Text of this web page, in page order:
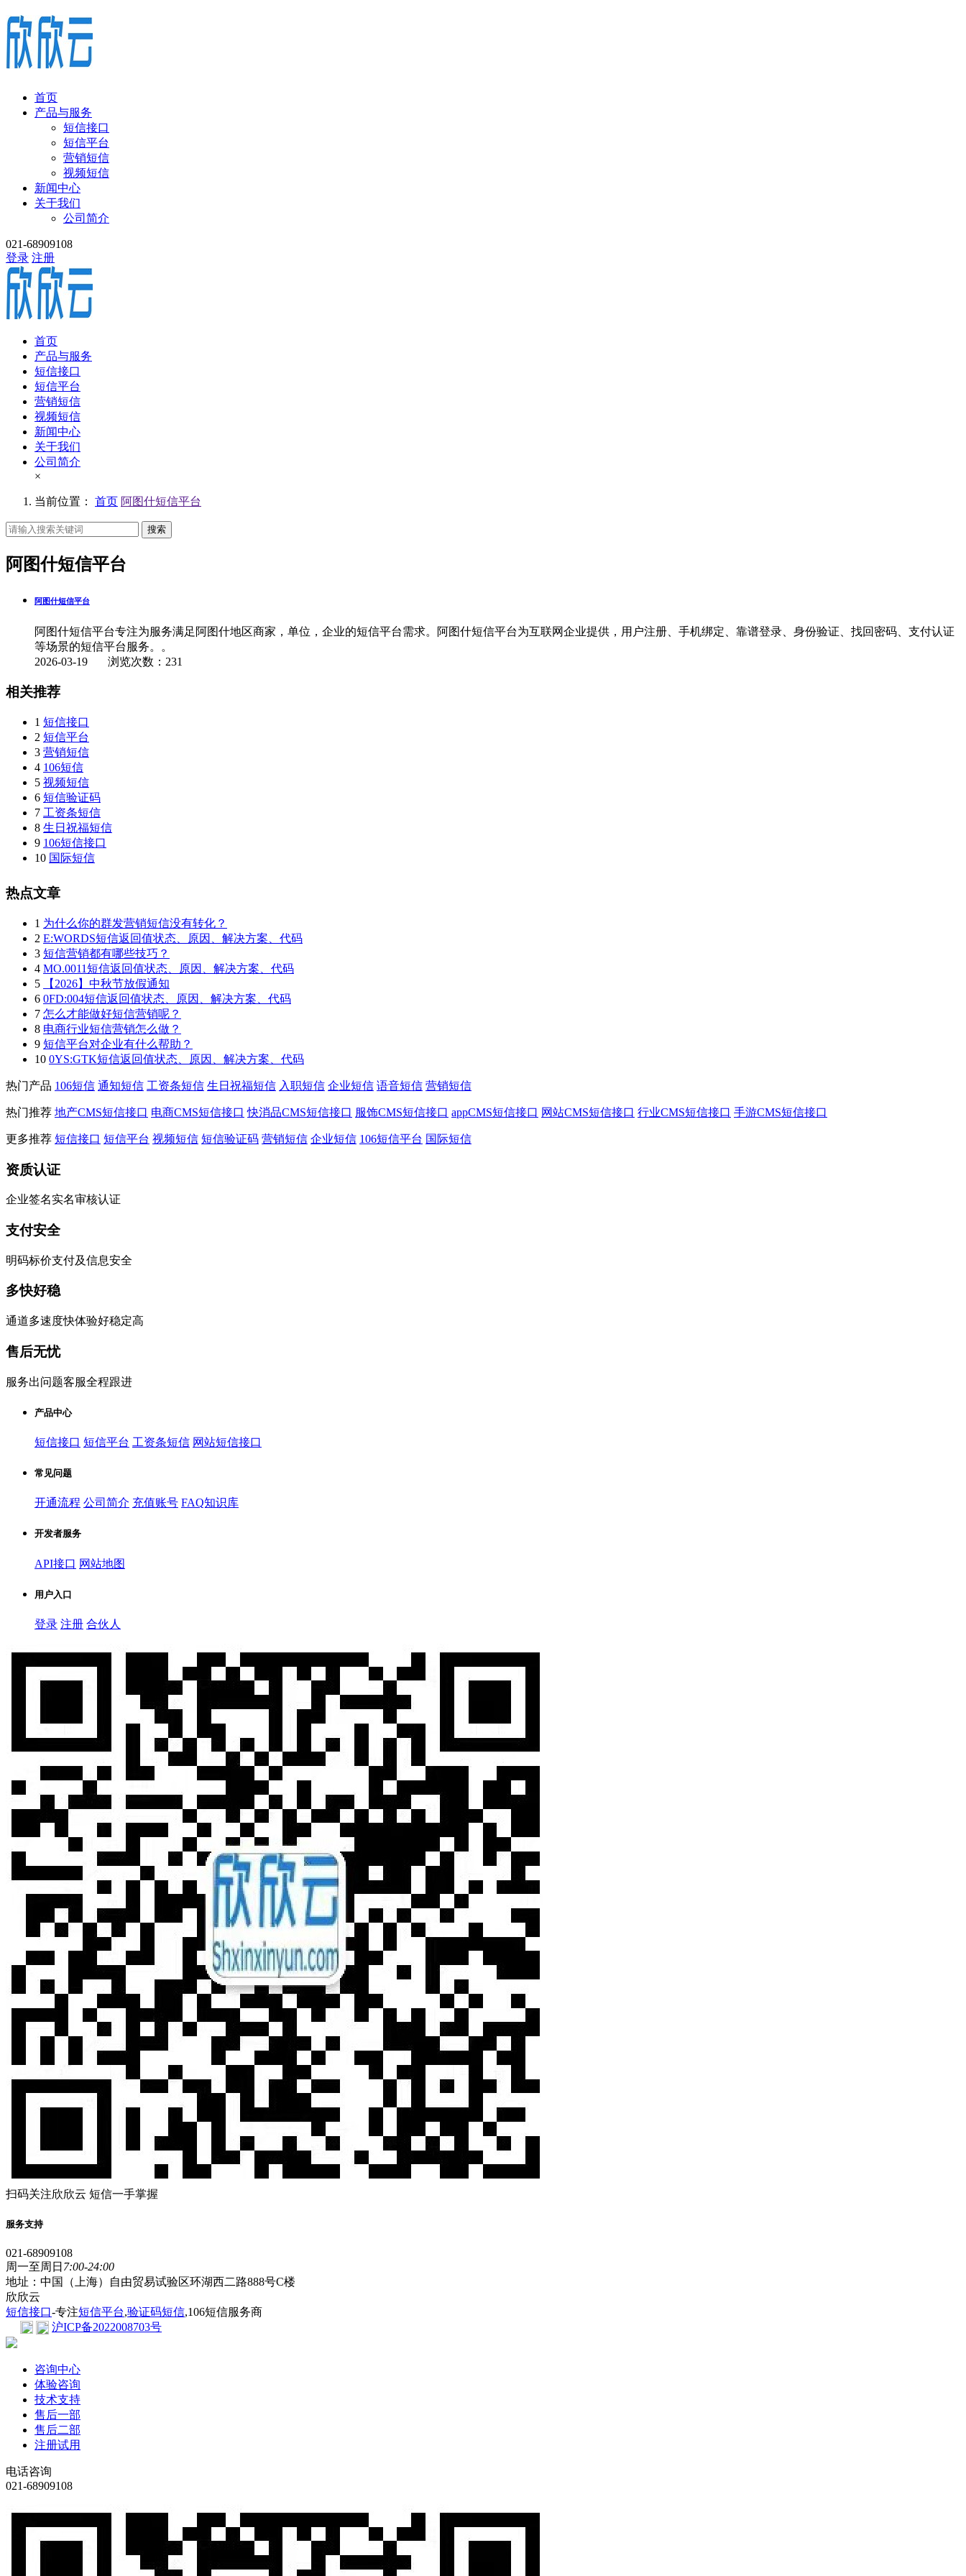
首页
产品与服务
短信接口
短信平台
营销短信
视频短信
新闻中心
关于我们
公司简介
021-68909108
登录 注册
首页
产品与服务
短信接口
短信平台
营销短信
视频短信
新闻中心
关于我们
公司简介
×
当前位置： 首页 阿图什短信平台
搜索
阿图什短信平台
阿图什短信平台
阿图什短信平台专注为服务满足阿图什地区商家，单位，企业的短信平台需求。阿图什短信平台为互联网企业提供，用户注册、手机绑定、靠谱登录、身份验证、找回密码、支付认证
等场景的短信平台服务。。
2026-03-19 浏览次数：231
相关推荐
1 短信接口
2 短信平台
3 营销短信
4 106短信
5 视频短信
6 短信验证码
7 工资条短信
8 生日祝福短信
9 106短信接口
10 国际短信
热点文章
1 为什么你的群发营销短信没有转化？
2 E:WORDS短信返回值状态、原因、解决方案、代码
3 短信营销都有哪些技巧？
4 MO.0011短信返回值状态、原因、解决方案、代码
5
【2026】中秋节放假通知
6 0FD:004短信返回值状态、原因、解决方案、代码
7 怎么才能做好短信营销呢？
8 电商行业短信营销怎么做？
9 短信平台对企业有什么帮助？
10 0YS:GTK短信返回值状态、原因、解决方案、代码
热门产品 106短信 通知短信 工资条短信 生日祝福短信 入职短信 企业短信 语音短信 营销短信
热门推荐 地产CMS短信接口 电商CMS短信接口 快消品CMS短信接口 服饰CMS短信接口 appCMS短信接口 网站CMS短信接口 行业CMS短信接口 手游CMS短信接口
更多推荐 短信接口 短信平台 视频短信 短信验证码 营销短信 企业短信 106短信平台 国际短信
资质认证
企业签名实名审核认证
支付安全
明码标价支付及信息安全
多快好稳
通道多速度快体验好稳定高
售后无忧
服务出问题客服全程跟进
产品中心
短信接口 短信平台 工资条短信 网站短信接口
常见问题
开通流程 公司简介 充值账号 FAQ知识库
开发者服务
API接口 网站地图
用户入口
登录 注册 合伙人
扫码关注欣欣云 短信一手掌握
服务支持
021-68909108
周一至周日 7:00-24:00
地址：中国（上海）自由贸易试验区环湖西二路888号C楼
欣欣云
短信接口-专注短信平台,验证码短信,106短信服务商
沪ICP备2022008703号
咨询中心
体验咨询
技术支持
售后一部
售后二部
注册试用
电话咨询
021-68909108